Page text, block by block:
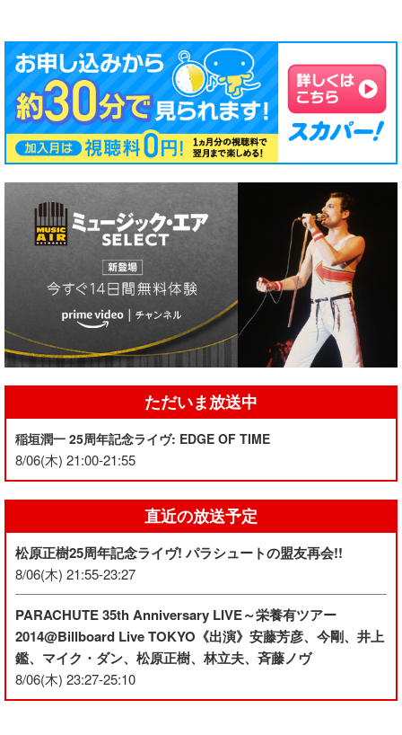
ただいま放送中
稲垣潤一 25周年記念ライヴ: EDGE OF TIME
8/06(木) 21:00-21:55
直近の放送予定
松原正樹25周年記念ライヴ! パラシュートの盟友再会!!
8/06(木) 21:55-23:27
PARACHUTE 35th Anniversary LIVE～栄養有ツアー
2014@Billboard Live TOKYO《出演》安藤芳彦、今剛、井上
鑑、マイク・ダン、松原正樹、林立夫、斉藤ノヴ
8/06(木) 23:27-25:10